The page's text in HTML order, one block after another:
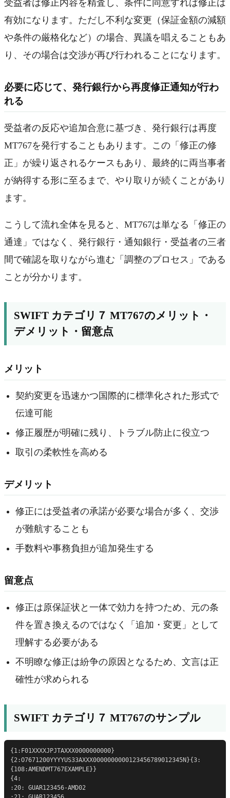
受益者は修正内容を精査し、条件に同意すれば修正は
有効になります。ただし不利な変更（保証金額の減額
や条件の厳格化など）の場合、異議を唱えることもあ
り、その場合は交渉が再び行われることになります。
必要に応じて、発行銀行から再度修正通知が行わ
れる
受益者の反応や追加合意に基づき、発行銀行は再度
MT767を発行することもあります。この「修正の修
正」が繰り返されるケースもあり、最終的に両当事者
が納得する形に至るまで、やり取りが続くことがあり
ます。
こうして流れ全体を見ると、MT767は単なる「修正の
通達」ではなく、発行銀行・通知銀行・受益者の三者
間で確認を取りながら進む「調整のプロセス」である
ことが分かります。
SWIFT カテゴリ７ MT767のメリット・
デメリット・留意点
メリット
契約変更を迅速かつ国際的に標準化された形式で
伝達可能
修正履歴が明確に残り、トラブル防止に役立つ
取引の柔軟性を高める
デメリット
修正には受益者の承諾が必要な場合が多く、交渉
が難航することも
手数料や事務負担が追加発生する
留意点
修正は原保証状と一体で効力を持つため、元の条
件を置き換えるのではなく「追加・変更」として
理解する必要がある
不明瞭な修正は紛争の原因となるため、文言は正
確性が求められる
SWIFT カテゴリ７ MT767のサンプル
{1:F01XXXXJPJTAXXX0000000000}
{2:O7671200YYYYUS33AXXX0000000000123456789012345N}{3:
{108:AMENDMT767EXAMPLE}}
{4:
:20: GUAR123456-AMD02